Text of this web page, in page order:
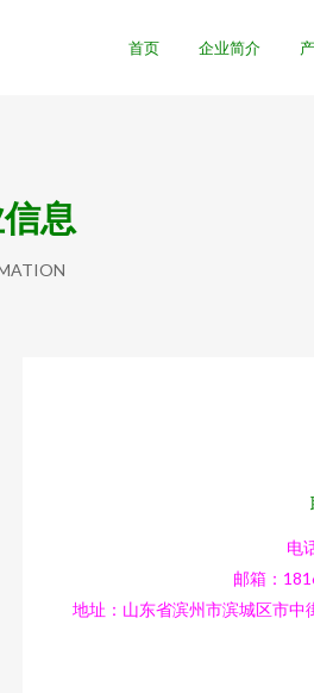
首页 企业简介
息
电
邮箱：
地址：山东省滨州市滨城区市